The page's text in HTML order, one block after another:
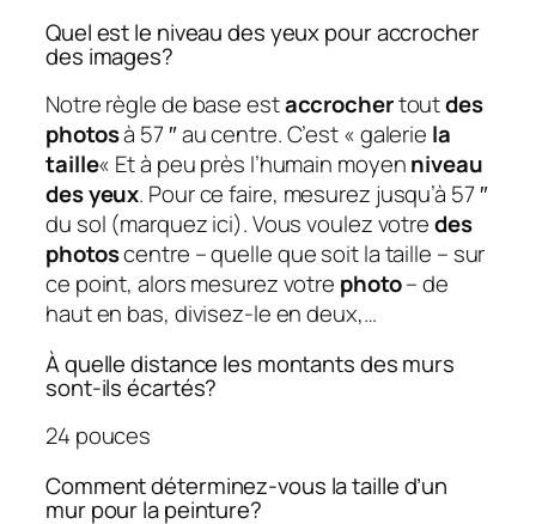
Quel est le niveau des yeux pour accrocher
des images?
Notre règle de base estaccrochertoutdes
photosà 57 ″ au centre. C’est « galerie la
taille« Et à peu près l’humain moyenniveau
des yeux. Pour ce faire, mesurez jusqu’à 57 ″
du sol (marquez ici). Vous voulez votredes
photoscentre – quelle que soit la taille – sur
ce point, alors mesurez votre photo– de
haut en bas, divisez-le en deux,…
À quelle distance les montants des murs
sont-ils écartés?
24 pouces
Comment déterminez-vous la taille d’un
mur pour la peinture?